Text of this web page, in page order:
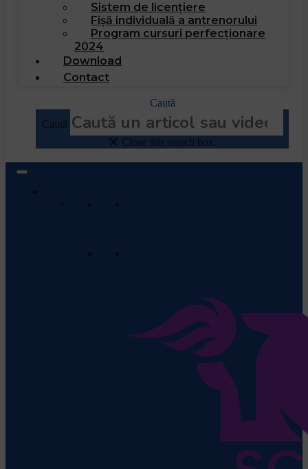
Sistem de licențiere
Fișă individuală a antrenorului
Program cursuri perfecționare
2024
Download
Contact
Caută
Caută
Close this search box.